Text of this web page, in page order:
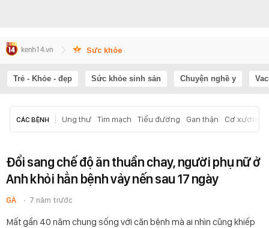
Sức khỏe
Trẻ - Khỏe - đẹp Sức khỏe sinh sản Chuyện nghề y
CÁC BỆNH Ung thư Tim mạch Tiểu đường Gan thận Cơ xương
Đổi sang chế độ ăn thuần chay, người phụ nữ ở
Anh khỏi hẳn bệnh vảy nến sau 17 ngày
GÀ 7 năm trước
Mất gần 40 năm chung sống với căn bệnh mà ai nhìn cũng khiếp